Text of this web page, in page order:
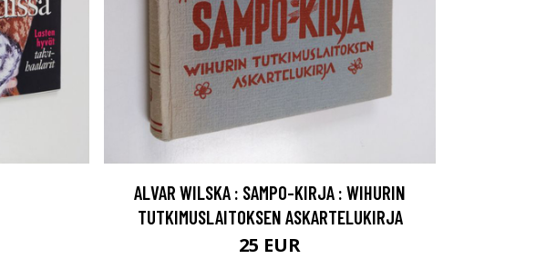
ALVAR WILSKA : SAMPO-KIRJA : WIHURIN
TUTKIMUSLAITOKSEN ASKARTELUKIRJA
25 EUR